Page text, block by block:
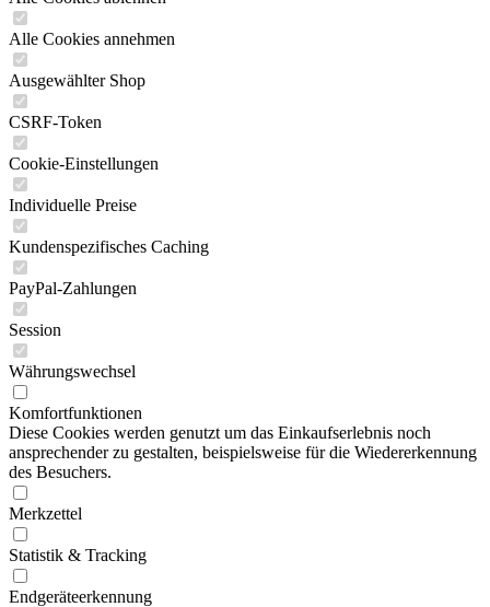
Alle Cookies annehmen
Ausgewählter Shop
CSRF-Token
Cookie-Einstellungen
Individuelle Preise
Kundenspezifisches Caching
PayPal-Zahlungen
Session
Währungswechsel
Komfortfunktionen
Diese Cookies werden genutzt um das Einkaufserlebnis noch
ansprechender zu gestalten, beispielsweise für die Wiedererkennung
des Besuchers.
Merkzettel
Statistik & Tracking
Endgeräteerkennung